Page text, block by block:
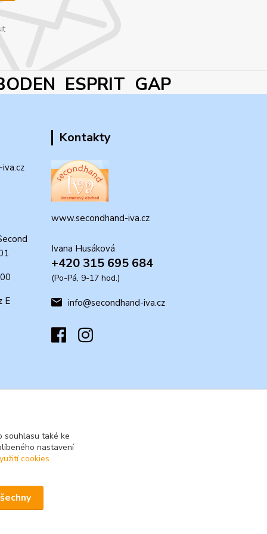
ESPRIT GAP
E
Kontakty
www.secondhand-iva.cz
Ivana Husáková
+420 315 695 684
(Po-Pá, 9-17 hod.)
info@secondhand-iva.cz
souhlasu také ke
nastavení
cookies